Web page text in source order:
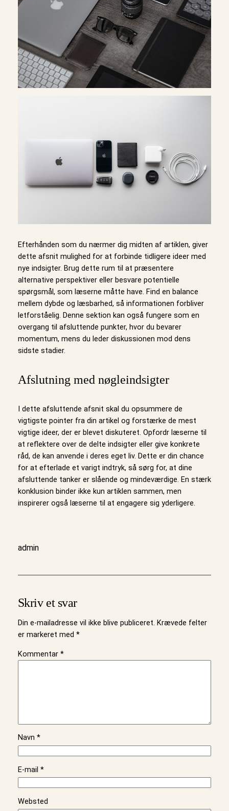
Efterhånden som du nærmer dig midten af artiklen, giver
dette afsnit mulighed for at forbinde tidligere ideer med
nye indsigter. Brug dette rum til at præsentere
alternative perspektiver eller besvare potentielle
spørgsmål, som læserne måtte have. Find en balance
mellem dybde og læsbarhed, så informationen forbliver
letforståelig. Denne sektion kan også fungere som en
overgang til afsluttende punkter, hvor du bevarer
momentum, mens du leder diskussionen mod dens
sidste stadier.
Afslutning med nøgleindsigter
I dette afsluttende afsnit skal du opsummere de
vigtigste pointer fra din artikel og forstærke de mest
vigtige ideer, der er blevet diskuteret. Opfordr læserne til
at reflektere over de delte indsigter eller give konkrete
råd, de kan anvende i deres eget liv. Dette er din chance
for at efterlade et varigt indtryk, så sørg for, at dine
afsluttende tanker er slående og mindeværdige. En stærk
konklusion binder ikke kun artiklen sammen, men
inspirerer også læserne til at engagere sig yderligere.
admin
Skriv et svar
Din e-mailadresse vil ikke blive publiceret. Krævede felter
er markeret med *
Kommentar *
Navn *
E-mail *
Websted